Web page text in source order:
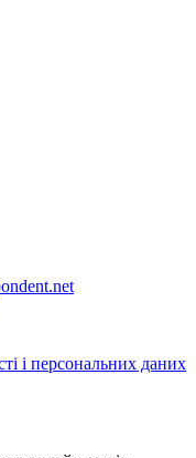
і персональних даних